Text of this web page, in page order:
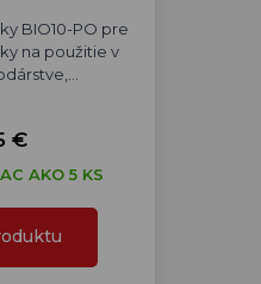
BIO10-PO pre
na použitie v
€
AKO 5 KS